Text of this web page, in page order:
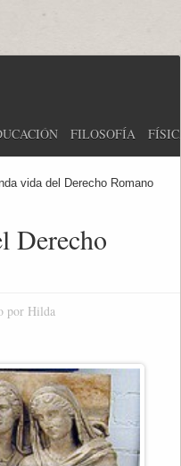
FILOSOFÍA
vida del Derecho Romano
Derecho
por Hilda